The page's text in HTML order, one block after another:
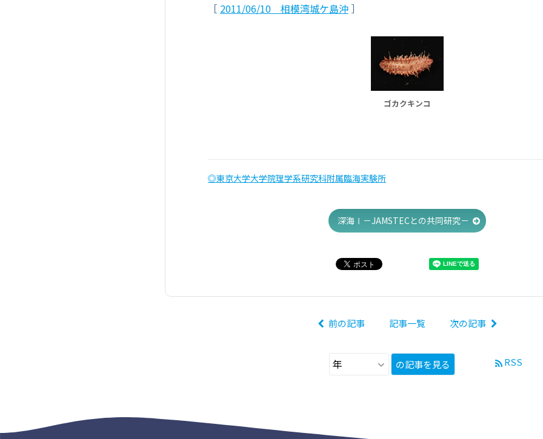
［ 2011/06/10 相模湾城ケ島沖 ］
ゴカクキンコ
◎東京大学大学院理学系研究科附属臨海実験所
深海Ⅰ－JAMSTECとの共同研究－
前の記事 記事一覧 次の記事
の記事を見る RSS